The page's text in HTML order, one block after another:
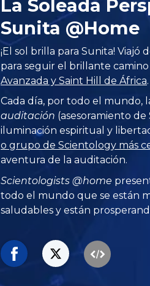
La Soleada
Sunita @Home
¡El sol brilla para Sunita! Viajó
para seguir el brillante
Avanzada y Saint Hill de África.
Cada día, por todo el mundo,
auditación (asesoramiento
iluminación espiritual y
o grupo de Scientology más
aventura de la auditación.
Scientologists @home
todo el mundo que se están
saludables y están